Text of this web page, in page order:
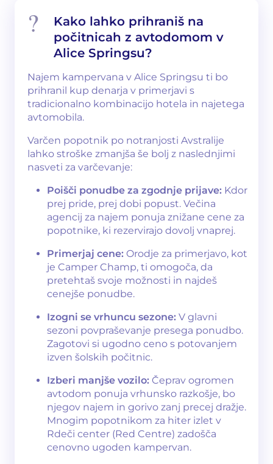
Kako lahko prihraniš na
počitnicah z avtodomom v
Alice Springsu?
Najem kampervana v Alice Springsu ti bo
prihranil kup denarja v primerjavi s
tradicionalno kombinacijo hotela in najetega
avtomobila.
Varčen popotnik po notranjosti Avstralije
lahko stroške zmanjša še bolj z naslednjimi
nasveti za varčevanje:
Poišči ponudbe za zgodnje prijave: Kdor
prej pride, prej dobi popust. Večina
agencij za najem ponuja znižane cene za
popotnike, ki rezervirajo dovolj vnaprej.
Primerjaj cene: Orodje za primerjavo, kot
je Camper Champ, ti omogoča, da
pretehtaš svoje možnosti in najdeš
cenejše ponudbe.
Izogni se vrhuncu sezone: V glavni
sezoni povpraševanje presega ponudbo.
Zagotovi si ugodno ceno s potovanjem
izven šolskih počitnic.
Izberi manjše vozilo: Čeprav ogromen
avtodom ponuja vrhunsko razkošje, bo
njegov najem in gorivo zanj precej dražje.
Mnogim popotnikom za hiter izlet v
Rdeči center (Red Centre) zadošča
cenovno ugoden kampervan.